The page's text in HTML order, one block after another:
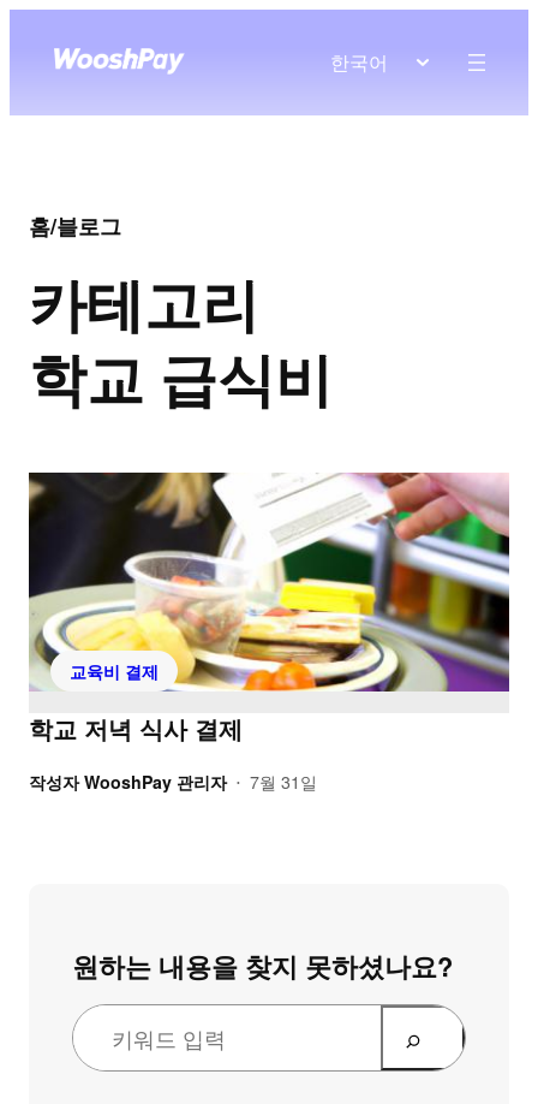
한국어
홈/블로그
카테고리
학교 급식비
교육비 결제
학교 저녁 식사 결제
작성자 WooshPay 관리자 • 7월 31일
원하는 내용을 찾지 못하셨나요?